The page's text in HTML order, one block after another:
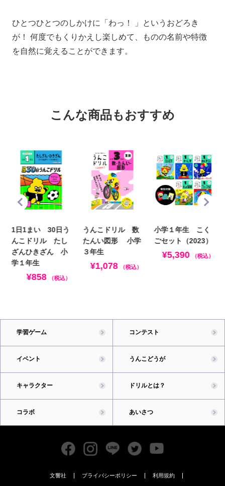
ひとつひとつのしかけに「わっ！ 」というおどろき
が！ 何度でもくりかえし楽しめて、ものの名前や特徴
を自然に覚えることができます。
こんな商品もおすすめ
1日1まい 30日う
んこドリル たし
ざんひきざん 小
学１年生
¥858 （税込）
うんこドリル 数
たんい図形 小学
３年生
¥1,078 （税込）
小学１年生 こく
ごセット（2023）
¥5,390 （税込）
学習ゲーム コンテスト
イベント うんこどうが
キャラクター ドリルとは？
コラボ あいさつ
文響社 プライバシーポリシー 利用規約